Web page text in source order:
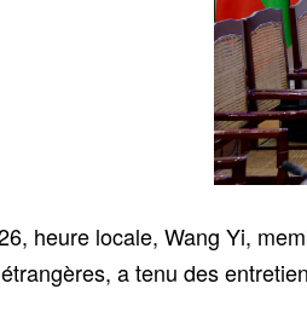
heure locale, Wang Yi,
étrangères, a tenu des